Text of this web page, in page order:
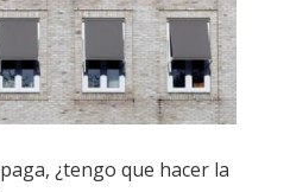
¿tengo que hacer la